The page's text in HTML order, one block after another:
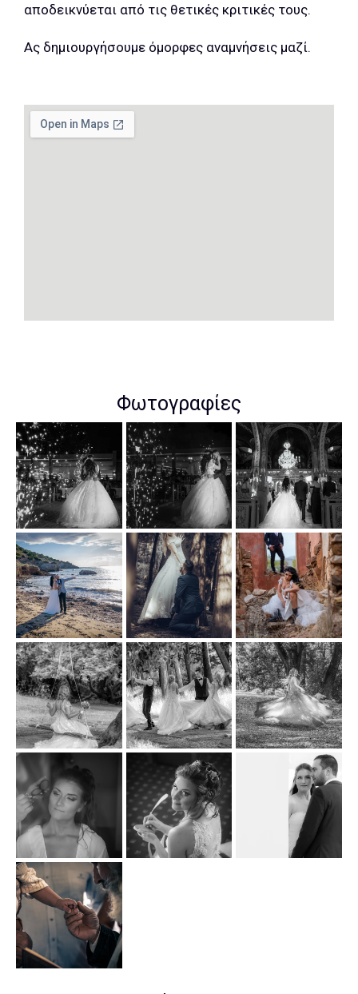
αποδεικνύεται από τις θετικές κριτικές τους.
Ας δημιουργήσουμε όμορφες αναμνήσεις μαζί.
Φωτογραφίες